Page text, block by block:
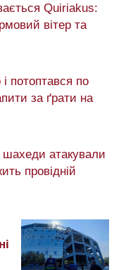
Quiriakus:
вітер та
потоптався по
за ґрати на
шахеди атакували
провідній